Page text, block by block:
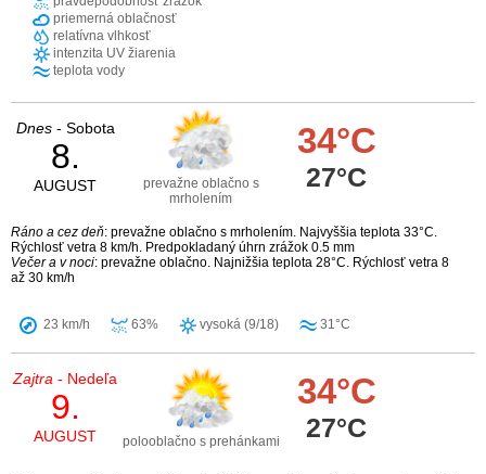
priemerná oblačnosť
relatívna vlhkosť
intenzita UV žiarenia
teplota vody
Dnes- Sobota
8.
AUGUST
prevažne oblačno s
mrholením
34°C
27°C
Ráno a cez deň: prevažne oblačno s mrholením. Najvyššia teplota 33°C.
Rýchlosť vetra 8 km/h. Predpokladaný úhrn zrážok 0.5 mm
Večer a v noci: prevažne oblačno. Najnižšia teplota 28°C. Rýchlosť vetra 8
až 30 km/h
23 km/h 63% vysoká (9/18) 31°C
Zajtra - Nedeľa
9.
AUGUST polooblačno s prehánkami
34°C
27°C